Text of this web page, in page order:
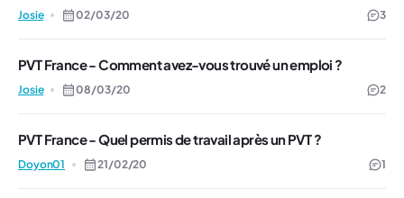
Josie 02/03/20 3
PVT France - Comment avez-vous trouvé un emploi ?
Josie 08/03/20 2
PVT France - Quel permis de travail après un PVT ?
Doyon01 21/02/20 1